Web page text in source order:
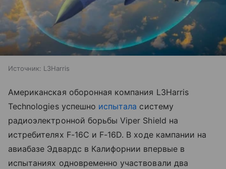
Источник: L3Harris
Американская оборонная компания L3Harris
Technologies успешно испытала систему
радиоэлектронной борьбы Viper Shield на
истребителях F-16C и F-16D. В ходе кампании на
авиабазе Эдвардс в Калифорнии впервые в
испытаниях одновременно участвовали два